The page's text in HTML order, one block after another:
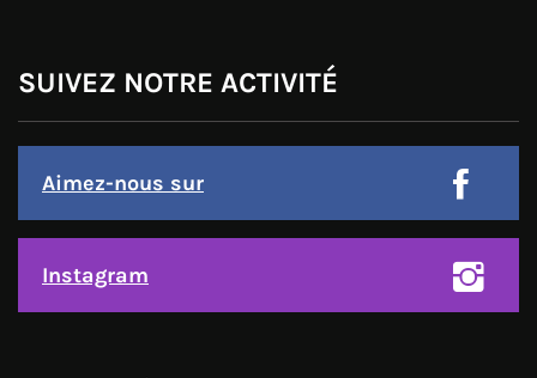
SUIVEZ NOTRE ACTIVITÉ
Aimez-nous sur
Instagram